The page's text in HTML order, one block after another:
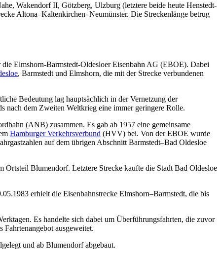
Wakendorf II, Götzberg, Ulzburg (letztere beide heute Henstedt-
Altona–Kaltenkirchen–Neumünster. Die Streckenlänge betrug
Elmshorn-Barmstedt-Oldesloer Eisenbahn AG (EBOE). Dabei
, Barmstedt und Elmshorn, die mit der Strecke verbundenen
Bedeutung lag hauptsächlich in der Vernetzung der
nach dem Zweiten Weltkrieg eine immer geringere Rolle.
(ANB) zusammen. Es gab ab 1957 eine gemeinsame
Hamburger Verkehrsverbund (HVV) bei. Von der EBOE wurde
auf dem übrigen Abschnitt Barmstedt–Bad Oldesloe
Blumendorf. Letztere Strecke kaufte die Stadt Bad Oldesloe
erhielt die Eisenbahnstrecke Elmshorn–Barmstedt, die bis
Es handelte sich dabei um Überführungsfahrten, die zuvor
ausgeweitet.
und ab Blumendorf abgebaut.